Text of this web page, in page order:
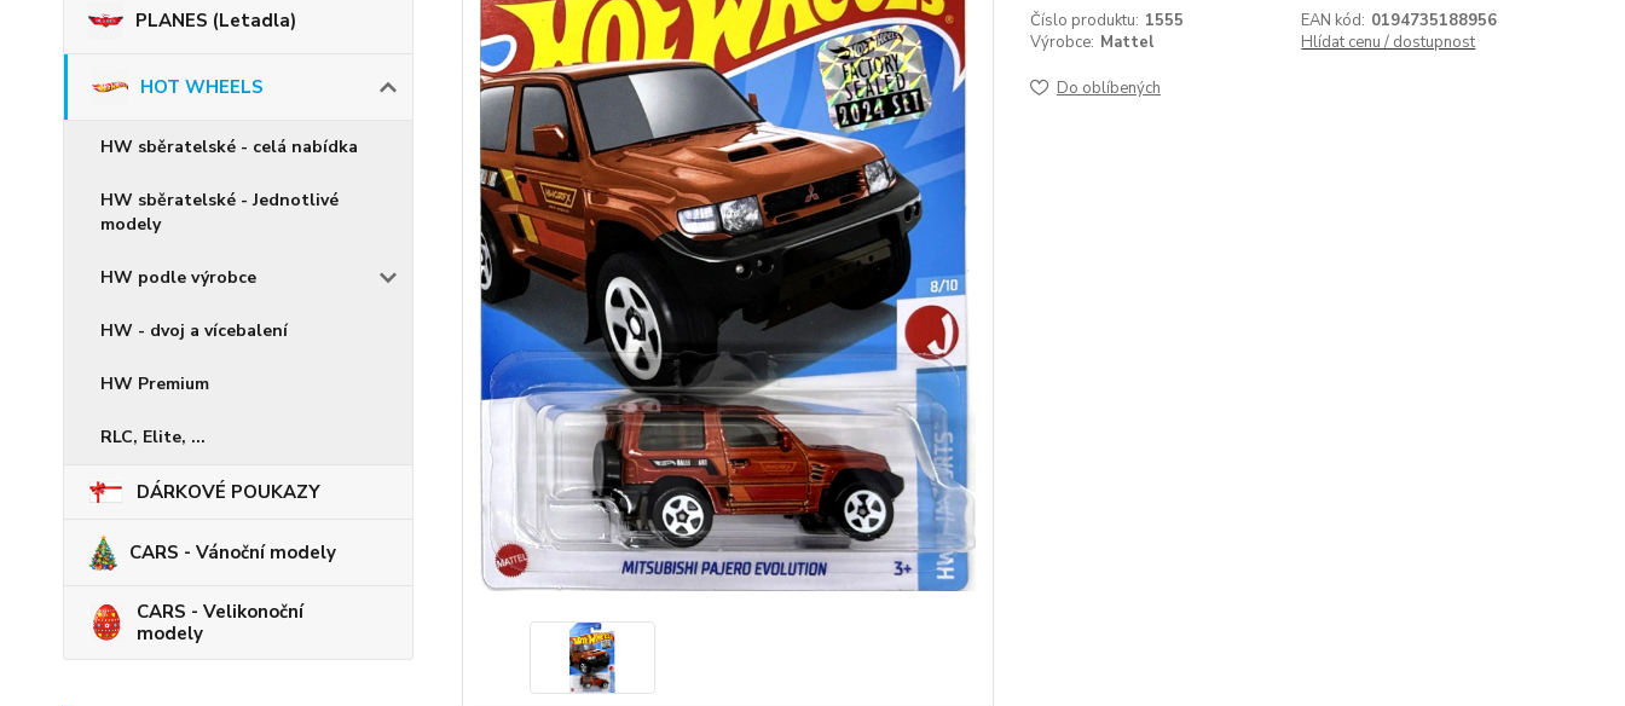
PLANES (Letadla)
HOT WHEELS
HW sběratelské - celá nabídka
HW sběratelské - Jednotlivé
modely
HW podle výrobce
HW - dvoj a vícebalení
HW Premium
RLC, Elite, ...
DÁRKOVÉ POUKAZY
CARS - Vánoční modely
CARS - Velikonoční
modely
Číslo produktu: 1555 EAN kód: 0194735188956
Výrobce: Mattel Hlídat cenu / dostupnost
Do oblíbených